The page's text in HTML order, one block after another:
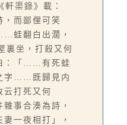
渠錄》載：
，而鄙俚可笑
蛙翻白出濶，
裏坐，打殺又何
：「……有死蛙
字……既歸見内
云打死又何
事合湊為詩，
一夜相打」，